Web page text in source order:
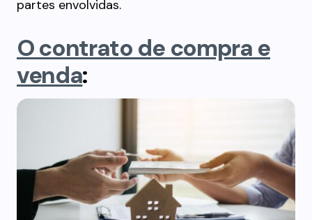
partes envolvidas.
O contrato de compra e
venda: